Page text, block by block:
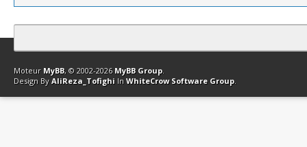
Contact Club Affiliation Retourner en haut Version bas-débit
Moteur MyBB, © 2002-2026 MyBB Group.
Design By AliReza_Tofighi In WhiteCrow Software Group.